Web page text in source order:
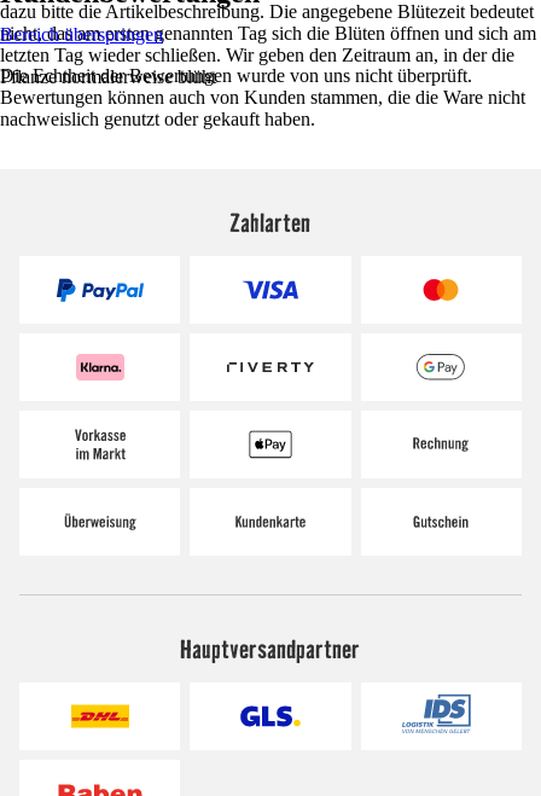
dazu bitte die Artikelbeschreibung. Die angegebene Blütezeit bedeutet
nicht, das am ersten genannten Tag sich die Blüten öffnen und sich am
letzten Tag wieder schließen. Wir geben den Zeitraum an, in der die
Pflanze normalerweise blüht
Bereich überspringen
Die Echtheit der Bewertungen wurde von uns nicht überprüft.
Bewertungen können auch von Kunden stammen, die die Ware nicht
nachweislich genutzt oder gekauft haben.
Zahlarten
Hauptversandpartner